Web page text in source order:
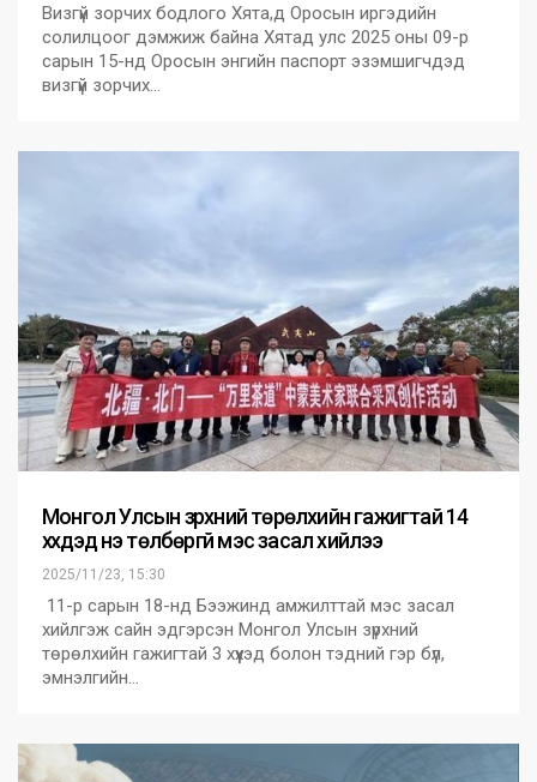
Визгүй зорчих бодлого Хята,д Оросын иргэдийн
солилцоог дэмжиж байна Хятад улс 2025 оны 09-р
сарын 15-нд Оросын энгийн паспорт эзэмшигчдэд
визгүй зорчих…
Монгол Улсын зүрхний төрөлхийн гажигтай 14
хүүхдэд үнэ төлбөргүй мэс засал хийлээ
2025/11/23, 15:30
11-р сарын 18-нд Бээжинд амжилттай мэс засал
хийлгэж сайн эдгэрсэн Монгол Улсын зүрхний
төрөлхийн гажигтай 3 хүүхэд болон тэдний гэр бүл,
эмнэлгийн…